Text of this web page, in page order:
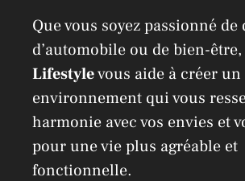
Que vous soyez passionné de
d’automobile ou de bien-être,
Lifestylevous aide à créer un
environnement qui vous
harmonie avec vos envies et
pour une vie plus agréable et
fonctionnelle.